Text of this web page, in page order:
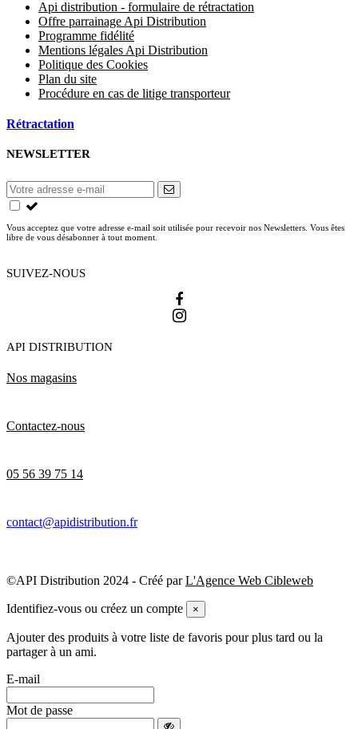
Api distribution - formulaire de rétractation
Offre parrainage Api Distribution
Programme fidélité
Mentions légales Api Distribution
Politique des Cookies
Plan du site
Procédure en cas de litige transporteur
Rétractation
NEWSLETTER
Vous acceptez que votre adresse e-mail soit utilisée pour recevoir nos Newsletters. Vous êtes
libre de vous désabonner à tout moment.
SUIVEZ-NOUS
API DISTRIBUTION
Nos magasins
Contactez-nous
05 56 39 75 14
contact@apidistribution.fr
©API Distribution 2024 - Créé parL'Agence Web Cibleweb
Identifiez-vous ou créez un compte ×
Ajouter des produits à votre liste de favoris pour plus tard ou la
partager à un ami.
E-mail
Mot de passe